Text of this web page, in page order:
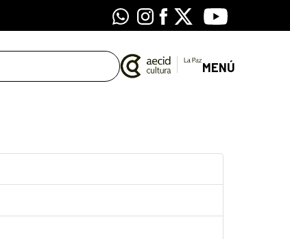
WhatsappInstagram
Facebook
X Youtube
MENÚ